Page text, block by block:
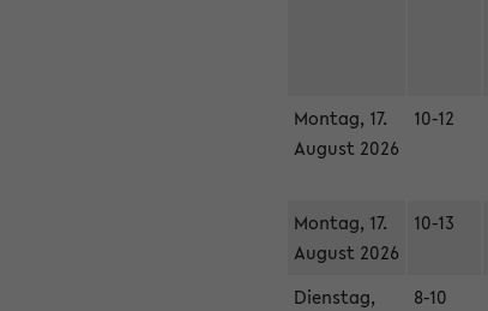
Montag, 17.
August 2026
10-12
Montag, 17.
August 2026
10-13
Dienstag,
8-10